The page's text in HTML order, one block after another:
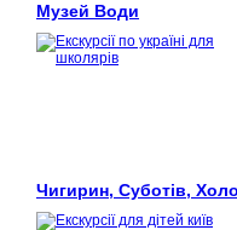
Музей Води
Чигирин, Суботів,